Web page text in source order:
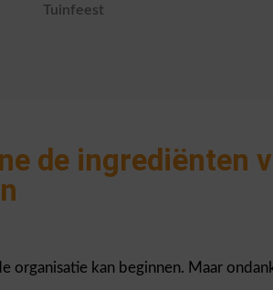
Tuinfeest
de ingrediënten
organisatie kan beginnen. Maar